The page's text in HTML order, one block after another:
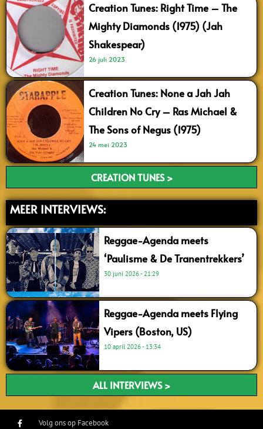
Creation Tunes: Right Time – The
Mighty Diamonds (1975) (Jah
Shakespear)
26 juli 2023
Creation Tunes: None a Jah Jah
Children No Cry – Ras Michael &
The Sons of Negus (1975)
24 mei 2023
CREATION TUNES >
MEER INTERVIEWS:
Reggae-Agenda meets
‘Paulisme & De Tranentrekkers’
30 juni 2026 21:29
Reggae-Agenda meets Flying
Vipers (Boston, US)
10 april 2026 13:34
ALL INTERVIEWS >
Volg ons op Facebook